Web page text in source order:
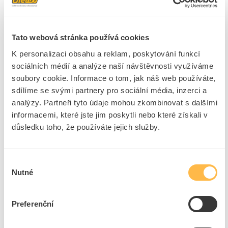
Tato webová stránka používá cookies
K personalizaci obsahu a reklam, poskytování funkcí
sociálních médií a analýze naší návštěvnosti využíváme
soubory cookie. Informace o tom, jak náš web používáte,
sdílíme se svými partnery pro sociální média, inzerci a
analýzy. Partneři tyto údaje mohou zkombinovat s dalšími
informacemi, které jste jim poskytli nebo které získali v
důsledku toho, že používáte jejich služby.
souhlasu
Nutné
Preferenční
Montážní hloubka
12 mm
Min.hloubka přístrojové
krabice
12 mm
Bez halogenů
Ne
S montážní deskou
Ne
Kontakt zpětné vazby
Ne
Ne
IFTTT-podpora k dispozici Ne
Home Kit